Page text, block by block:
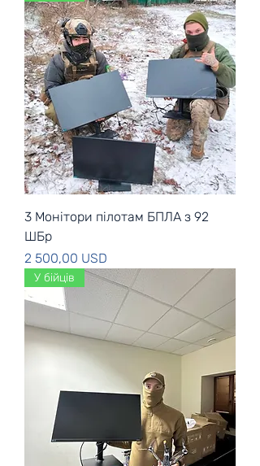
3 Монітори пілотам БПЛА з 92
ШБр
Ціна
2 500,00 USD
У бійців